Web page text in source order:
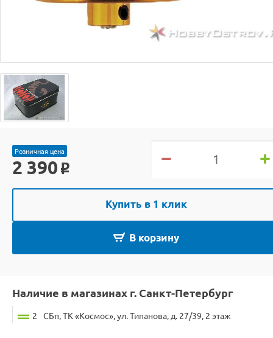
Розничная цена
2 390 o
Купить в 1 клик
В корзину
Наличие в магазинах г. Санкт-Петербург
2 СБп, ТК «Космос», ул. Типанова, д. 27/39, 2 этаж